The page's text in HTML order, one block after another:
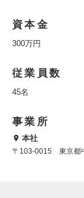
資本金
300万円
従業員数
45名
事業所
本社
〒103-0015 東京都